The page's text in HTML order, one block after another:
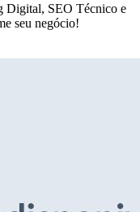
Digital, SEO Técnico e
seu negócio!